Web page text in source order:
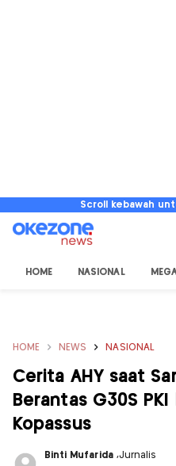
Scroll kebawah
HOME NASIONAL
HOME NEWS NASIONAL
Cerita AHY saat
Berantas G30S
Kopassus
Binti Mufarida ,Jurnalis